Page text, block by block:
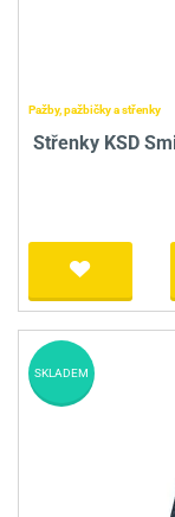
Pažby, pažbičky a střenky
Střenky KSD
SKLADEM